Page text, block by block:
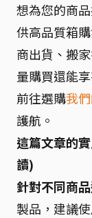
想為您的商
供高品質箱
商出貨、搬
量購買還能
前往選購我
護航。
這篇文章的
讀)
針對不同商
製品，建議